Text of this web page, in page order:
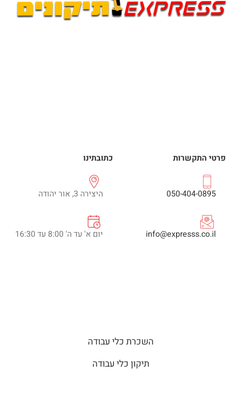
פרטי התקשרות
050-404-0895
info@expresss.co.il
כתובתינו
היצירה 3, אור יהודה
יום א' עד ה' 8:00 עד 16:30
השכרת כלי עבודה
תיקון כלי עבודה